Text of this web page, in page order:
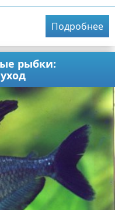
Подробнее
рыбки: